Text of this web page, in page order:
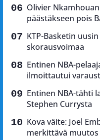
Olivier
päästäkseen pois
KTP-Basketin
skorausvoimaa
Entinen NBA-
ilmoittautui
Entinen NBA-tähti
Stephen Currysta
Kova väite: Joel
merkittävä muutos